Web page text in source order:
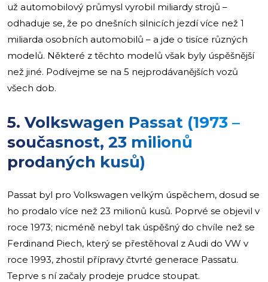
už automobilový průmysl vyrobil miliardy strojů –
odhaduje se, že po dnešních silnicích jezdí více než 1
miliarda osobních automobilů – a jde o tisíce různých
modelů. Některé z těchto modelů však byly úspěšnější
než jiné. Podívejme se na 5 nejprodávanějších vozů
všech dob.
5. Volkswagen Passat (1973 –
současnost, 23 milionů
prodaných kusů)
Passat byl pro Volkswagen velkým úspěchem, dosud se
ho prodalo více než 23 milionů kusů. Poprvé se objevil v
roce 1973; nicméně nebyl tak úspěšný do chvíle než se
Ferdinand Piech, který se přestěhoval z Audi do VW v
roce 1993, zhostil přípravy čtvrté generace Passatu.
Teprve s ní začaly prodeje prudce stoupat.